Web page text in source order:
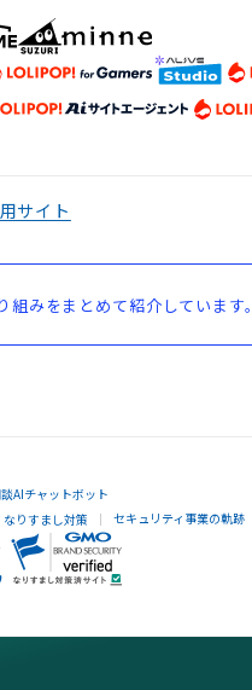
サイト
みをまとめて紹介しています。
AIチャットボット
なりすまし対策 セキュリティ事業の軌跡